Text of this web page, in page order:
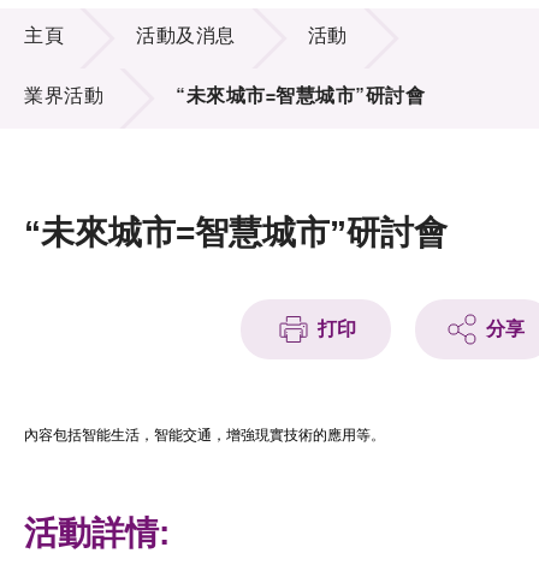
技術商品化
項目及資助計劃
活動及消息
科技分享
活動及消息
主頁 活動及消息 活動
業界活動 “未來城市=智慧城市”研討會
“未來城市=智慧城市”研討會
打印 分享
內容包括智能生活，智能交通，增強現實技術的應用等。
活動詳情: